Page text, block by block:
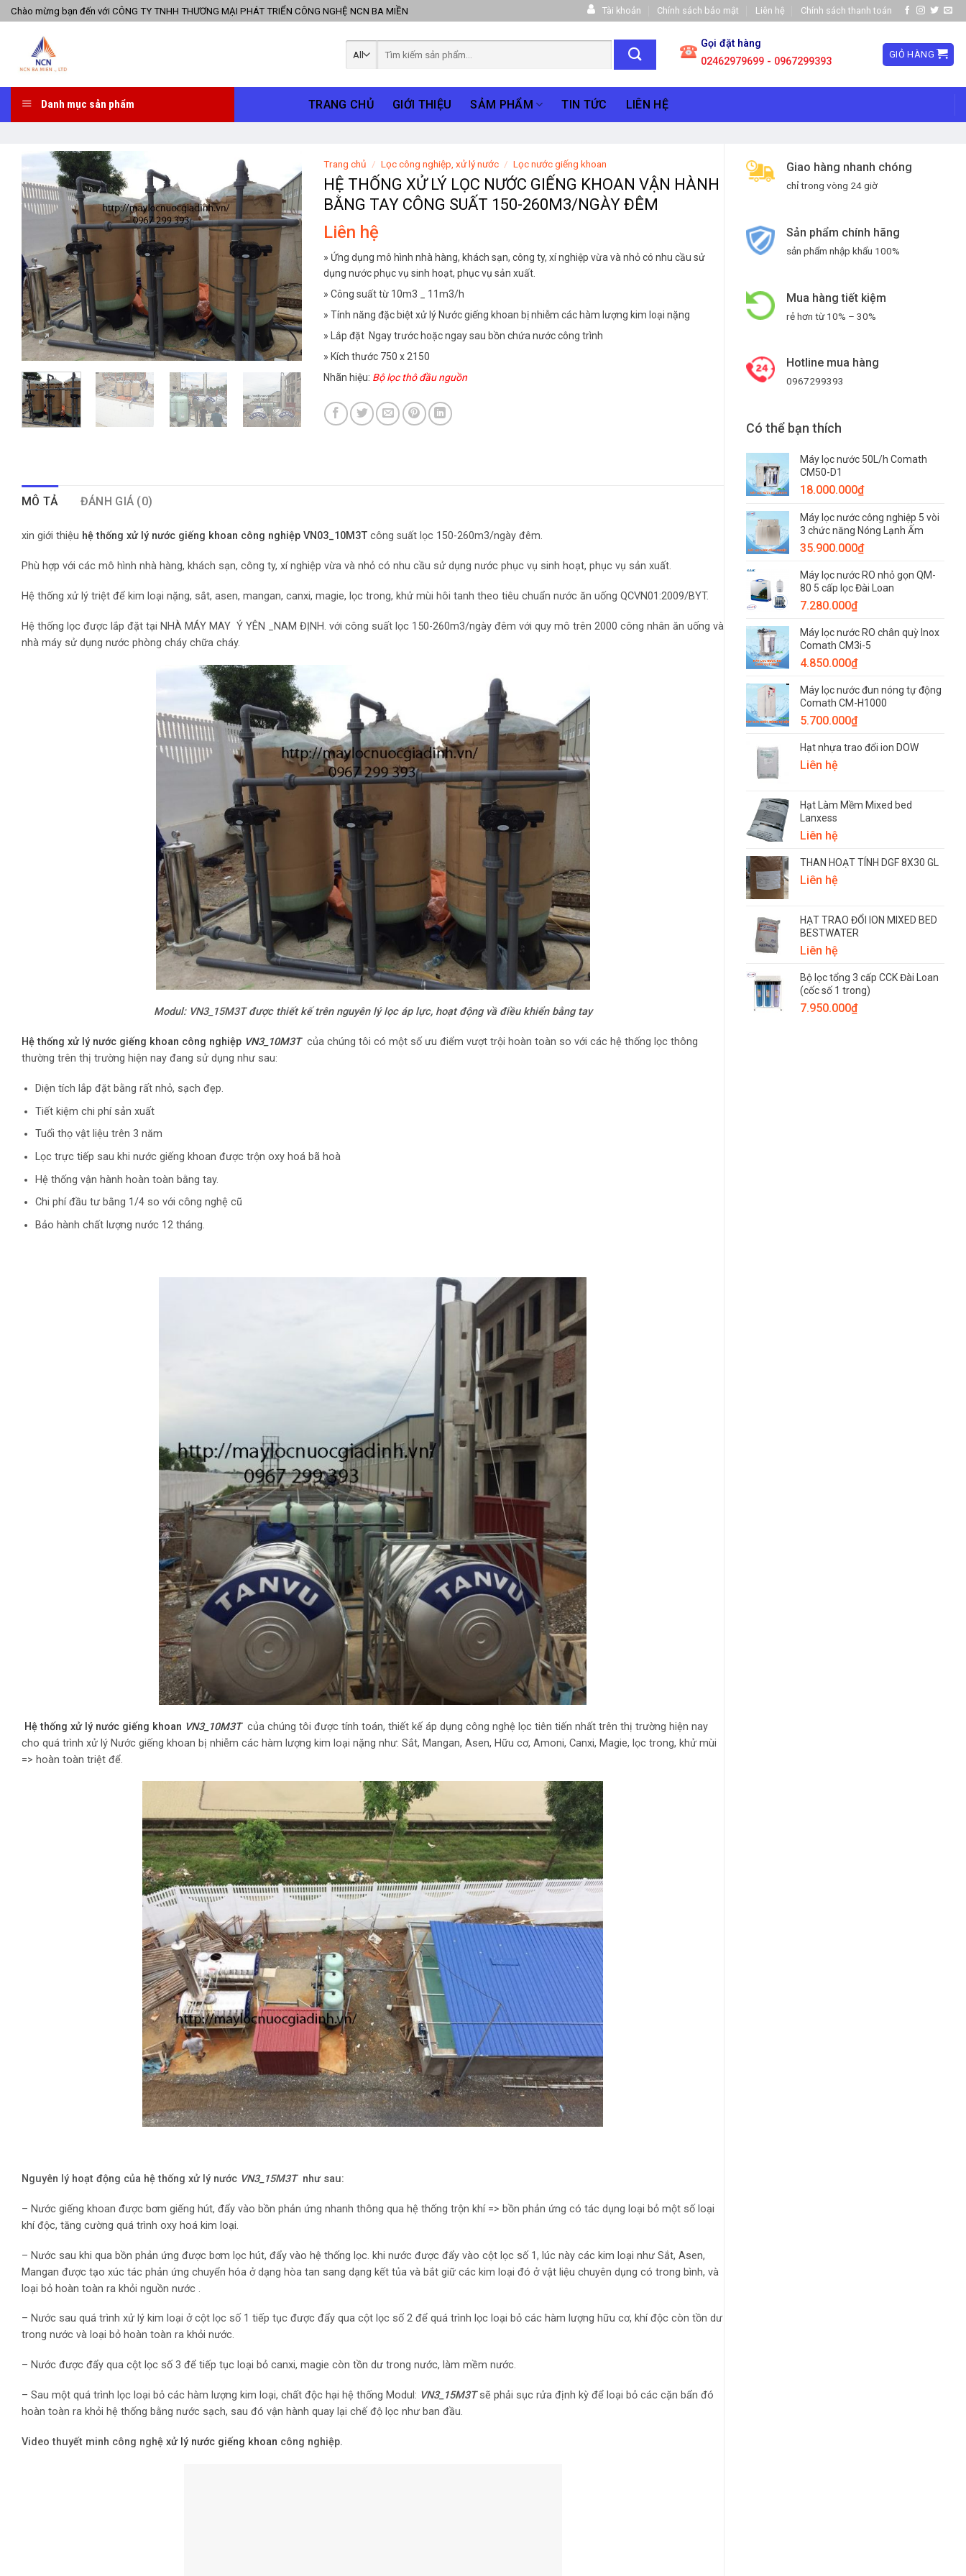
Skip
to
content
Chào mừng bạn đến với CÔNG TY TNHH THƯƠNG MẠI PHÁT TRIỂN CÔNG NGHỆ NCN BA MIỀN Tài khoản Chính sách bảo mật Liên hệ Chính sách thanh toán
Gọi đặt hàng
02462979699 - 0967299393
GIỎ HÀNG
Danh mục sản phẩm TRANG CHỦ GIỚI THIỆU SẢM PHẨM TIN TỨC LIÊN HỆ
Giao hàng nhanh chóng
chỉ trong vòng 24 giờ
Sản phẩm chính hãng
sản phẩm nhập khẩu 100%
Mua hàng tiết kiệm
rẻ hơn từ 10% – 30%
Hotline mua hàng
0967299393
Có thể bạn thích
Máy lọc nước 50L/h Comath
CM50-D1
18.000.000₫
Máy lọc nước công nghiệp 5 vòi
3 chức năng Nóng Lạnh Ấm
35.900.000₫
Máy lọc nước RO nhỏ gọn QM-
80 5 cấp lọc Đài Loan
7.280.000₫
Máy lọc nước RO chân quỳ Inox
Comath CM3i-5
4.850.000₫
Máy lọc nước đun nóng tự động
Comath CM-H1000
5.700.000₫
Hạt nhựa trao đổi ion DOW
Liên hệ
Hạt Làm Mềm Mixed bed
Lanxess
Liên hệ
THAN HOẠT TÍNH DGF 8X30 GL
Liên hệ
HẠT TRAO ĐỔI ION MIXED BED
BESTWATER
Liên hệ
Bộ lọc tổng 3 cấp CCK Đài Loan
(cốc số 1 trong)
7.950.000₫
Trang chủ / Lọc công nghiệp, xử lý nước / Lọc nước giếng khoan
HỆ THỐNG XỬ LÝ LỌC NƯỚC GIẾNG KHOAN VẬN HÀNH
BẰNG TAY CÔNG SUẤT 150-260M3/NGÀY ĐÊM
Liên hệ
» Ứng dụng mô hình nhà hàng, khách sạn, công ty, xí nghiệp vừa và nhỏ có nhu cầu sử
dụng nước phục vụ sinh hoạt, phục vụ sản xuất.
» Công suất từ 10m3 _ 11m3/h
» Tính năng đặc biệt xử lý Nước giếng khoan bị nhiễm các hàm lượng kim loại nặng
» Lắp đặt Ngay trước hoặc ngay sau bồn chứa nước công trình
» Kích thước 750 x 2150
Nhãn hiệu: Bộ lọc thô đầu nguồn
MÔ TẢ ĐÁNH GIÁ (0)
xin giới thiệu hệ thống xử lý nước giếng khoan công nghiệp VN03_10M3T công suất lọc 150-260m3/ngày đêm.
Phù hợp với các mô hình nhà hàng, khách sạn, công ty, xí nghiệp vừa và nhỏ có nhu cầu sử dụng nước phục vụ sinh hoạt, phục vụ sản xuất.
Hệ thống xử lý triệt để kim loại nặng, sắt, asen, mangan, canxi, magie, lọc trong, khử mùi hôi tanh theo tiêu chuẩn nước ăn uống QCVN01:2009/BYT.
Hệ thống lọc được lắp đặt tại NHÀ MÁY MAY Ý YÊN _NAM ĐỊNH. với công suất lọc 150-260m3/ngày đêm với quy mô trên 2000 công nhân ăn uống và
nhà máy sử dụng nước phòng cháy chữa cháy.
Modul: VN3_15M3T được thiết kế trên nguyên lý lọc áp lực, hoạt động vầ điều khiển bằng tay
Hệ thống xử lý nước giếng khoan công nghiệp VN3_10M3T của chúng tôi có một số ưu điểm vượt trội hoàn toàn so với các hệ thống lọc thông
thường trên thị trường hiện nay đang sử dụng như sau:
Diện tích lắp đặt bằng rất nhỏ, sạch đẹp.
Tiết kiệm chi phí sản xuất
Tuổi thọ vật liệu trên 3 năm
Lọc trực tiếp sau khi nước giếng khoan được trộn oxy hoá bã hoà
Hệ thống vận hành hoàn toàn bằng tay.
Chi phí đầu tư bằng 1/4 so với công nghệ cũ
Bảo hành chất lượng nước 12 tháng.
Hệ thống xử lý nước giếng khoan VN3_10M3T của chúng tôi được tính toán, thiết kế áp dụng công nghệ lọc tiên tiến nhất trên thị trường hiện nay
cho quá trình xử lý Nước giếng khoan bị nhiễm các hàm lượng kim loại nặng như: Sắt, Mangan, Asen, Hữu cơ, Amoni, Canxi, Magie, lọc trong, khử mùi
=> hoàn toàn triệt để.
Nguyên lý hoạt động của hệ thống xử lý nước VN3_15M3T như sau:
– Nước giếng khoan được bơm giếng hút, đẩy vào bồn phản ứng nhanh thông qua hệ thống trộn khí => bồn phản ứng có tác dụng loại bỏ một số loại
khí độc, tăng cường quá trình oxy hoá kim loại.
– Nước sau khi qua bồn phản ứng được bơm lọc hút, đẩy vào hệ thống lọc. khi nước được đẩy vào cột lọc số 1, lúc này các kim loại như Sắt, Asen,
Mangan được tạo xúc tác phản ứng chuyển hóa ở dạng hòa tan sang dạng kết tủa và bắt giữ các kim loại đó ở vật liệu chuyên dụng có trong bình, và
loại bỏ hoàn toàn ra khỏi nguồn nước .
– Nước sau quá trình xử lý kim loại ở cột lọc số 1 tiếp tục được đẩy qua cột lọc số 2 để quá trình lọc loại bỏ các hàm lượng hữu cơ, khí độc còn tồn dư
trong nước và loại bỏ hoàn toàn ra khỏi nước.
– Nước được đẩy qua cột lọc số 3 để tiếp tục loại bỏ canxi, magie còn tồn dư trong nước, làm mềm nước.
– Sau một quá trình lọc loại bỏ các hàm lượng kim loại, chất độc hại hệ thống Modul: VN3_15M3Tsẽ phải sục rửa định kỳ để loại bỏ các cặn bẩn đó
hoàn toàn ra khỏi hệ thống bằng nước sạch, sau đó vận hành quay lại chế độ lọc như ban đầu.
Video thuyết minh công nghệ xử lý nước giếng khoan công nghiệp.